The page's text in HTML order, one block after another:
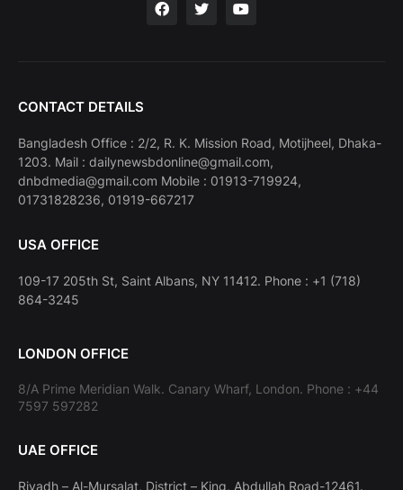
CONTACT DETAILS
Bangladesh Office : 2/2, R. K. Mission Road, Motijheel, Dhaka-
1203. Mail : dailynewsbdonline@gmail.com,
dnbdmedia@gmail.com Mobile : 01913-719924,
01731828236, 01919-667217
USA OFFICE
109-17 205th St, Saint Albans, NY 11412. Phone : +1 (718)
864-3245
LONDON OFFICE
8/A Prime Meridian Walk. Canary Wharf, London. Phone : +44
7597 597282
UAE OFFICE
Riyadh – Al-Mursalat, District – King, Abdullah Road-12461.